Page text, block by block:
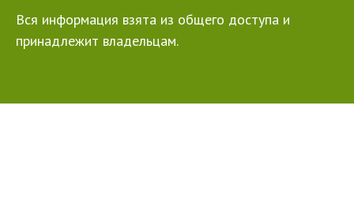
Вся информация взята из общего доступа и
принадлежит владельцам.